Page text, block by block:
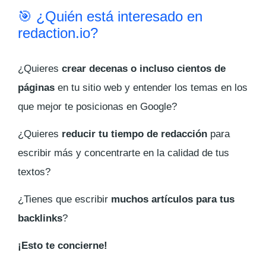
🎯 ¿Quién está interesado en
redaction.io?
¿Quieres crear decenas o incluso cientos de
páginas en tu sitio web y entender los temas en los
que mejor te posicionas en Google?
¿Quieres reducir tu tiempo de redacción para
escribir más y concentrarte en la calidad de tus
textos?
¿Tienes que escribir muchos artículos para tus
backlinks?
¡Esto te concierne!